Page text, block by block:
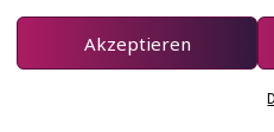
Akzeptieren
ich dies für Kunden gelöst
Tests von möglichen